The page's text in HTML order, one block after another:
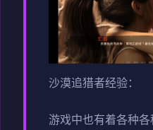
沙漠追猎者经验：
游戏中也有着各种各